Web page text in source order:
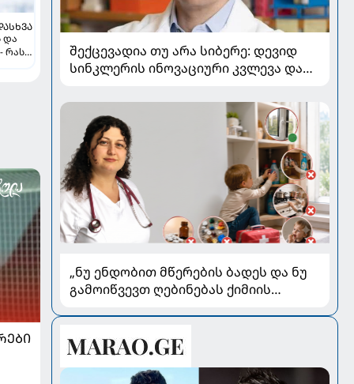
და
რას
შექცევადია თუ არა სიბერე: დევიდ
სინკლერის ინოვაციური კვლევა და
„ნუ ენდობით მწერების ბადეს და ნუ
გამოიწვევთ ღებინებას ქიმიის
პედიატრ სალომე ახვლედიანის
რჩევები